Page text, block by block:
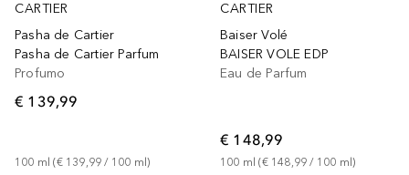
CARTIER
Pasha de Cartier
Pasha de Cartier Parfum
Profumo
€ 139,99
100 ml (€ 139,99 / 100 ml)
CARTIER
Baiser Volé
BAISER VOLE EDP
Eau de Parfum
€ 148,99
100 ml (€ 148,99 / 100 ml)